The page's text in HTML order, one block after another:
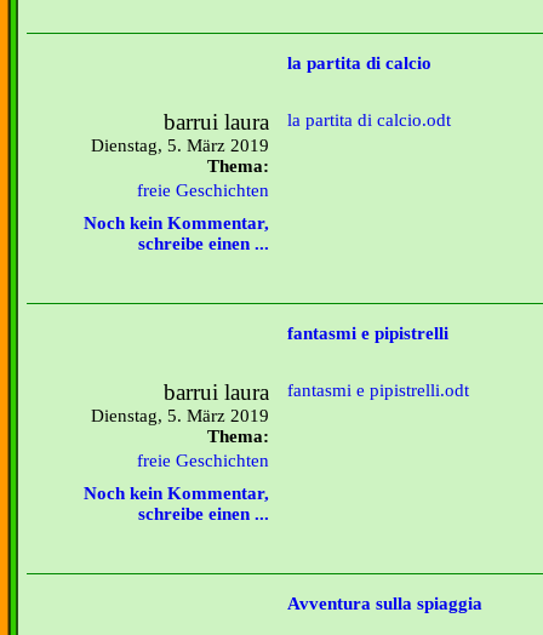
la partita di calcio
barrui laura
Dienstag, 5. März 2019
Thema:
freie Geschichten
Noch kein Kommentar,
schreibe einen ...
la partita di calcio.odt
fantasmi e pipistrelli
barrui laura
Dienstag, 5. März 2019
Thema:
freie Geschichten
Noch kein Kommentar,
schreibe einen ...
fantasmi e pipistrelli.odt
Avventura sulla spiaggia